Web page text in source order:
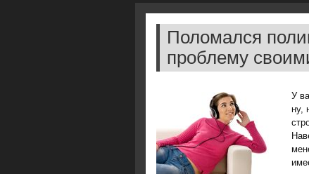
Поломался
проблему
У
ну,